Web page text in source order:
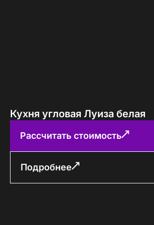
Кухня угловая Луиза белая
Рассчитать стоимость
Подробнее